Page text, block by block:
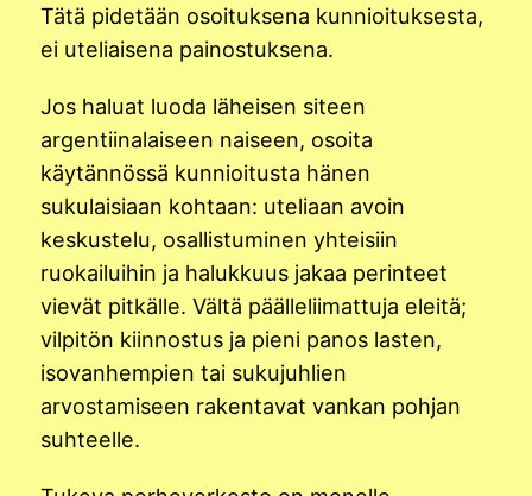
Tätä pidetään osoituksena kunnioituksesta,
ei uteliaisena painostuksena.
Jos haluat luoda läheisen siteen
argentiinalaiseen naiseen, osoita
käytännössä kunnioitusta hänen
sukulaisiaan kohtaan: uteliaan avoin
keskustelu, osallistuminen yhteisiin
ruokailuihin ja halukkuus jakaa perinteet
vievät pitkälle. Vältä päälleliimattuja eleitä;
vilpitön kiinnostus ja pieni panos lasten,
isovanhempien tai sukujuhlien
arvostamiseen rakentavat vankan pohjan
suhteelle.